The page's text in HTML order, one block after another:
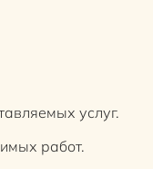
услуг.
работ.